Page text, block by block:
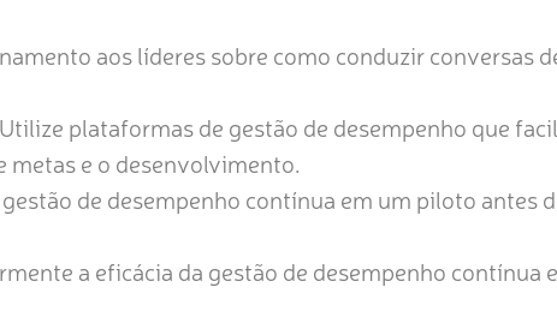
aos líderes sobre como conduzir conversas
Utilize plataformas de gestão de desempenho que
metas e o desenvolvimento.
de desempenho contínua em um piloto antes
a eficácia da gestão de desempenho contínua